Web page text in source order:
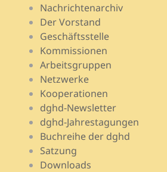
Nachrichtenarchiv
Der Vorstand
Geschäftsstelle
Kommissionen
Arbeitsgruppen
Netzwerke
Kooperationen
dghd-Newsletter
dghd-Jahrestagungen
Buchreihe der dghd
Satzung
Downloads